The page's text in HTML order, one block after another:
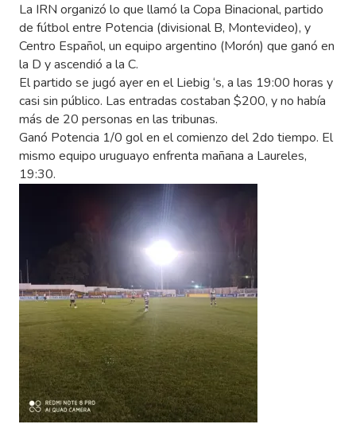
La IRN organizó lo que llamó la Copa Binacional, partido
de fútbol entre Potencia (divisional B, Montevideo), y
Centro Español, un equipo argentino (Morón) que ganó en
la D y ascendió a la C.
El partido se jugó ayer en el Liebig ‘s, a las 19:00 horas y
casi sin público. Las entradas costaban $200, y no había
más de 20 personas en las tribunas.
Ganó Potencia 1/0 gol en el comienzo del 2do tiempo. El
mismo equipo uruguayo enfrenta mañana a Laureles,
19:30.